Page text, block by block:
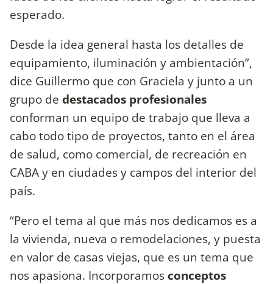
esperado.
Desde la idea general hasta los detalles de
equipamiento, iluminación y ambientación”,
dice Guillermo que con Graciela y junto a un
grupo de destacados profesionales
conforman un equipo de trabajo que lleva a
cabo todo tipo de proyectos, tanto en el área
de salud, como comercial, de recreación en
CABA y en ciudades y campos del interior del
país.
“Pero el tema al que más nos dedicamos es a
la vivienda, nueva o remodelaciones, y puesta
en valor de casas viejas, que es un tema que
nos apasiona. Incorporamos conceptos